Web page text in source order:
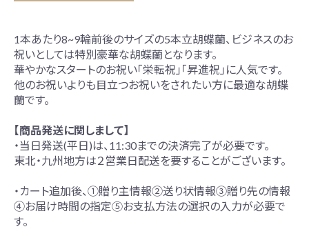
1本あたり8~9輪前後のサイズの5本立胡蝶蘭、ビジネスのお
祝いとしては特別豪華な胡蝶蘭となります。
華やかなスタートのお祝い「栄転祝」「昇進祝」に人気です。
他のお祝いよりも目立つお祝いをされたい方に最適な胡蝶
蘭です。
【商品発送に関しまして】
・当日発送(平日)は、11:30までの決済完了が必要です。
東北・九州地方は２営業日配送を要することがございます。
・カート追加後、①贈り主情報②送り状情報③贈り先の情報
④お届け時間の指定⑤お支払方法の選択の入力が必要で
す。